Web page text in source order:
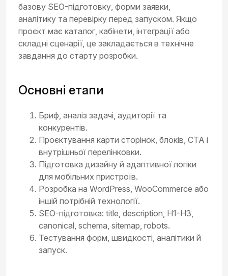
базову SEO-підготовку, форми заявки,
аналітику та перевірку перед запуском. Якщо
проєкт має каталог, кабінети, інтеграції або
складні сценарії, це закладається в технічне
завдання до старту розробки.
Основні етапи
Бриф, аналіз задачі, аудиторії та
конкурентів.
Проєктування карти сторінок, блоків, CTA і
внутрішньої перелінковки.
Підготовка дизайну й адаптивної логіки
для мобільних пристроїв.
Розробка на WordPress, WooCommerce або
іншій потрібній технології.
SEO-підготовка: title, description, H1-H3,
canonical, schema, sitemap, robots.
Тестування форм, швидкості, аналітики й
запуск.